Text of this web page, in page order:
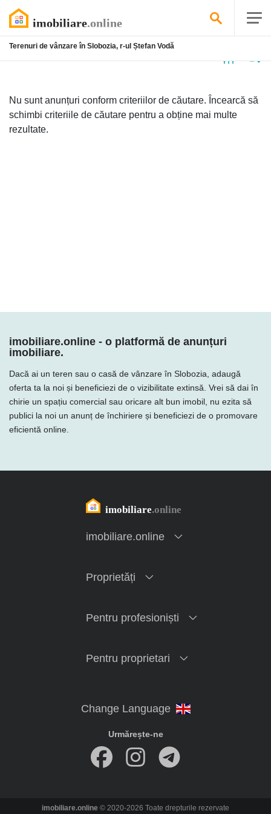
Terenuri de vânzare în Slobozia, r-ul Ștefan Vodă
Nu sunt anunțuri conform criteriilor de căutare. Încearcă să
schimbi criteriile de căutare pentru a obține mai multe
rezultate.
imobiliare.online - o platformă de anunțuri
imobiliare.
Dacă ai un teren sau o casă de vânzare în Slobozia, adaugă
oferta ta la noi și beneficiezi de o vizibilitate extinsă. Vrei să dai în
chirie un spațiu comercial sau oricare alt bun imobil, nu ezita să
publici la noi un anunț de închiriere și beneficiezi de o promovare
eficientă online.
imobiliare.online
Proprietăți
Pentru profesioniști
Pentru proprietari
Urmărește-ne
imobiliare.online © 2020-2026 Toate drepturile rezervate